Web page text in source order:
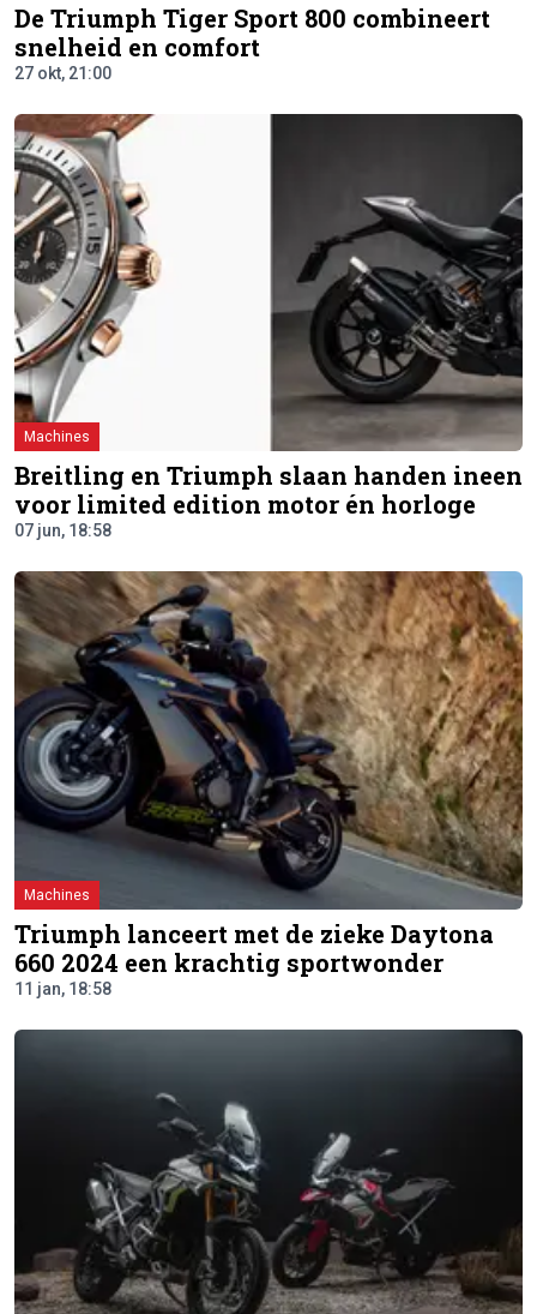
De Triumph Tiger Sport 800 combineert
snelheid en comfort
27 okt, 21:00
Machines
Breitling en Triumph slaan handen ineen
voor limited edition motor én horloge
07 jun, 18:58
Machines
Triumph lanceert met de zieke Daytona
660 2024 een krachtig sportwonder
11 jan, 18:58